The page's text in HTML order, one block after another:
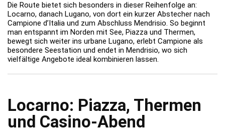
Die Route bietet sich besonders in dieser Reihenfolge an:
Locarno, danach Lugano, von dort ein kurzer Abstecher nach
Campione d’Italia und zum Abschluss Mendrisio. So beginnt
man entspannt im Norden mit See, Piazza und Thermen,
bewegt sich weiter ins urbane Lugano, erlebt Campione als
besondere Seestation und endet in Mendrisio, wo sich
vielfältige Angebote ideal kombinieren lassen.
Locarno: Piazza, Thermen
und Casino-Abend